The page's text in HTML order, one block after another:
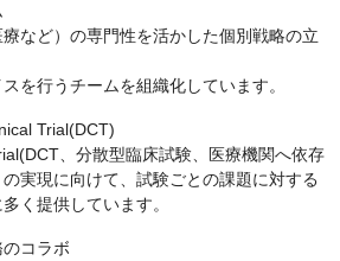
など）の専門性を活かした個別戦略の立
を行うチームを組織化しています。
Trial(DCT)
、分散型臨床試験、医療機関へ依存
実現に向けて、試験ごとの課題に対する
く提供しています。
のコラボ